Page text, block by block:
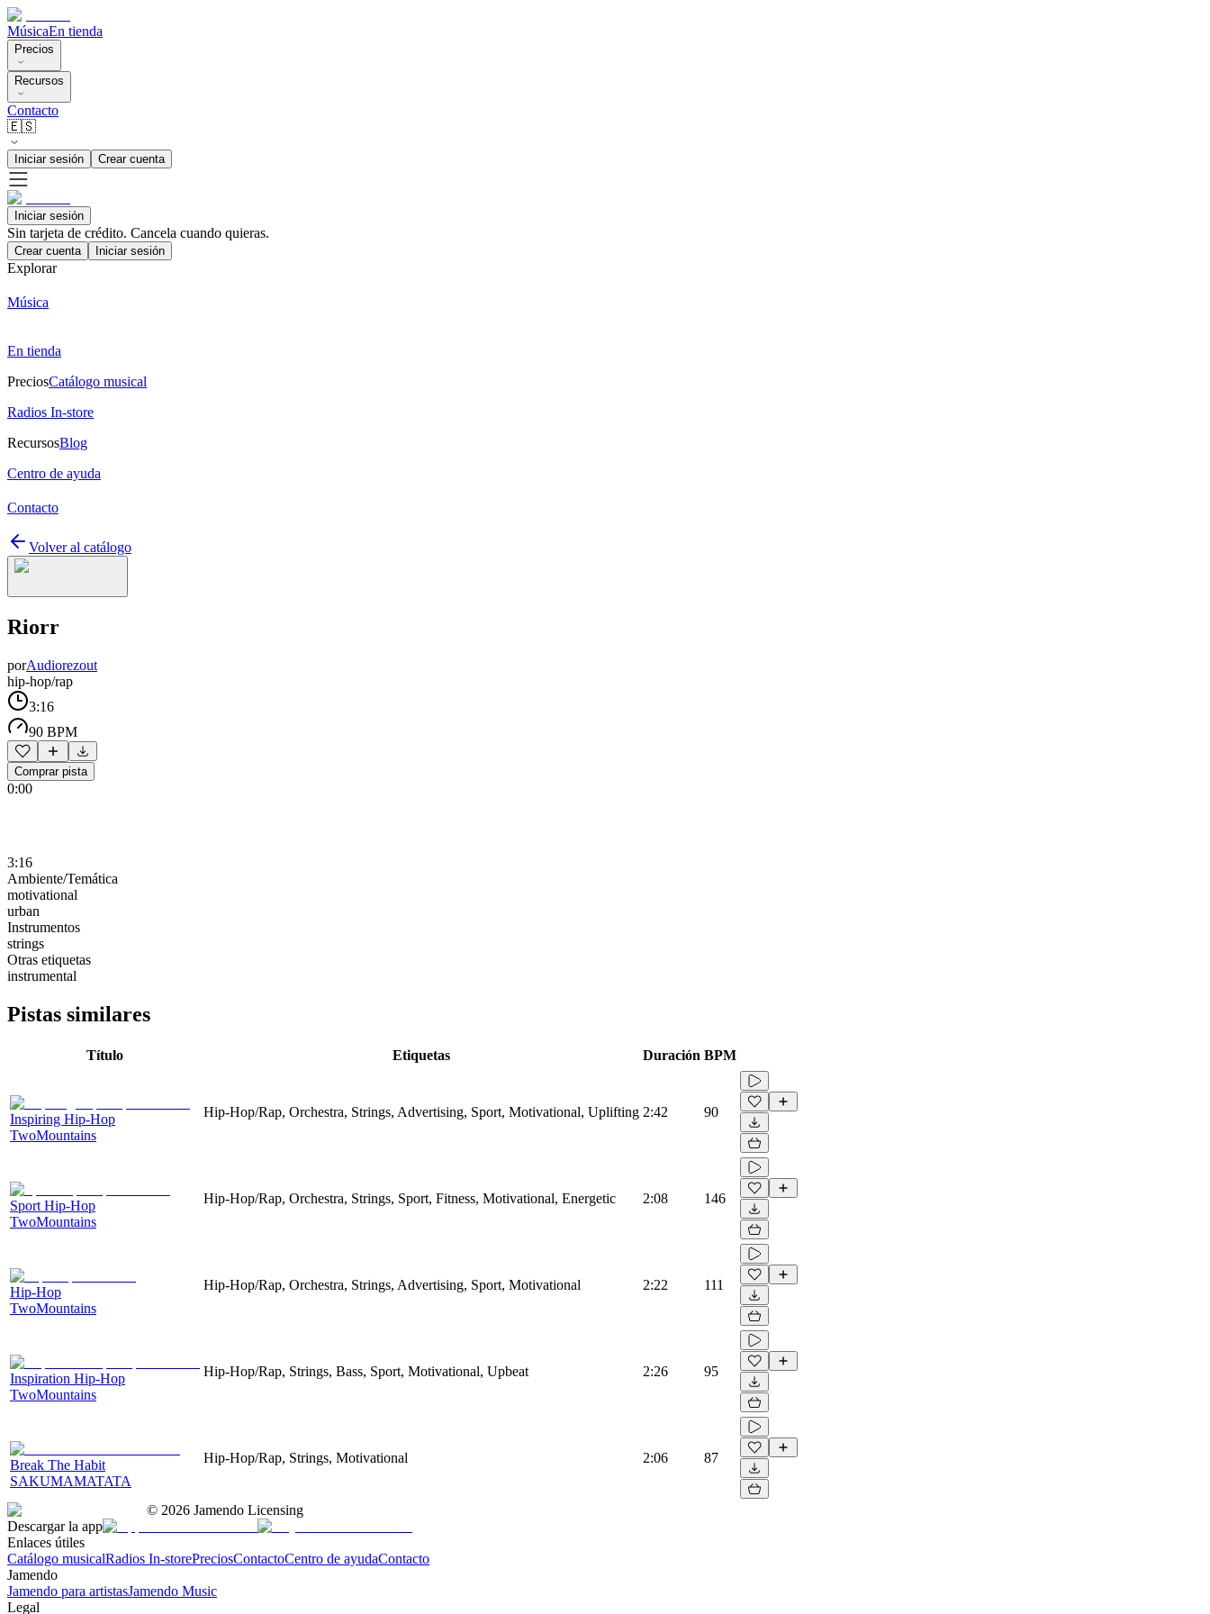
MúsicaEn tienda
Precios
Recursos
Contacto
🇪🇸
Iniciar sesión Crear cuenta
Iniciar sesión
Sin tarjeta de crédito. Cancela cuando quieras.
Crear cuenta Iniciar sesión
Explorar
Música
En tienda
PreciosCatálogo musical
Radios In-store
RecursosBlog
Centro de ayuda
Contacto
Volver al catálogo
Riorr
porAudiorezout
hip-hop/rap
3:16
90 BPM
Comprar pista
0:00
3:16
Ambiente/Temática
motivational
urban
Instrumentos
strings
Otras etiquetas
instrumental
Pistas similares
Título Etiquetas Duración BPM
Inspiring Hip-Hop
TwoMountains
Hip-Hop/Rap, Orchestra, Strings, Advertising, Sport, Motivational, Uplifting 2:42 90
Sport Hip-Hop
TwoMountains
Hip-Hop/Rap, Orchestra, Strings, Sport, Fitness, Motivational, Energetic 2:08 146
Hip-Hop
TwoMountains
Hip-Hop/Rap, Orchestra, Strings, Advertising, Sport, Motivational 2:22 111
Inspiration Hip-Hop
TwoMountains
Hip-Hop/Rap, Strings, Bass, Sport, Motivational, Upbeat 2:26 95
Break The Habit
SAKUMAMATATA
Hip-Hop/Rap, Strings, Motivational 2:06 87
© 2026 Jamendo Licensing
Descargar la app
Enlaces útiles
Catálogo musicalRadios In-storePreciosContactoCentro de ayudaContacto
Jamendo
Jamendo para artistasJamendo Music
Legal